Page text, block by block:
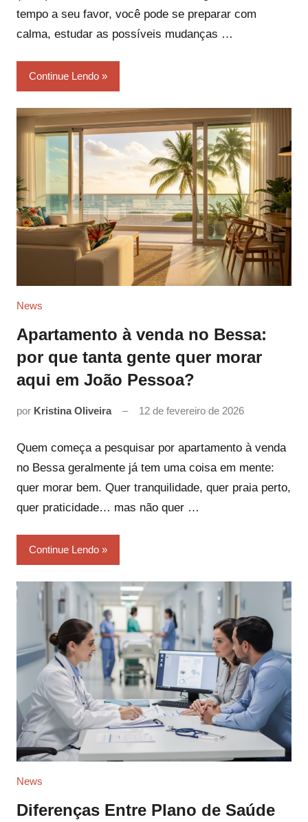
tempo a seu favor, você pode se preparar com
calma, estudar as possíveis mudanças …
Continue Lendo
News
Apartamento à venda no Bessa:
por que tanta gente quer morar
aqui em João Pessoa?
por Kristina Oliveira 12 de fevereiro de 2026
Quem começa a pesquisar por apartamento à venda
no Bessa geralmente já tem uma coisa em mente:
quer morar bem. Quer tranquilidade, quer praia perto,
quer praticidade… mas não quer …
Continue Lendo
News
Diferenças Entre Plano de Saúde